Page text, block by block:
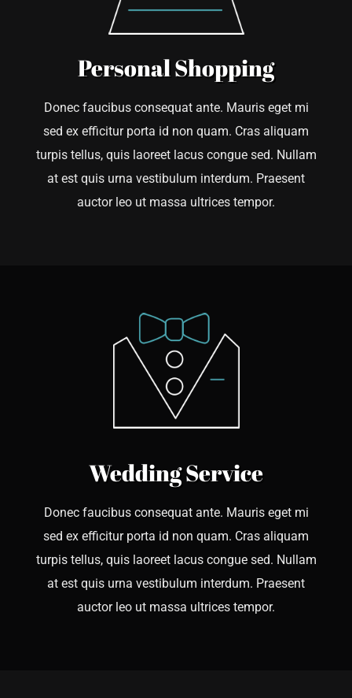
Personal Shopping
Donec faucibus consequat ante. Mauris eget mi
sed ex efficitur porta id non quam. Cras aliquam
turpis tellus, quis laoreet lacus congue sed. Nullam
at est quis urna vestibulum interdum. Praesent
auctor leo ut massa ultrices tempor.
Wedding Service
Donec faucibus consequat ante. Mauris eget mi
sed ex efficitur porta id non quam. Cras aliquam
turpis tellus, quis laoreet lacus congue sed. Nullam
at est quis urna vestibulum interdum. Praesent
auctor leo ut massa ultrices tempor.